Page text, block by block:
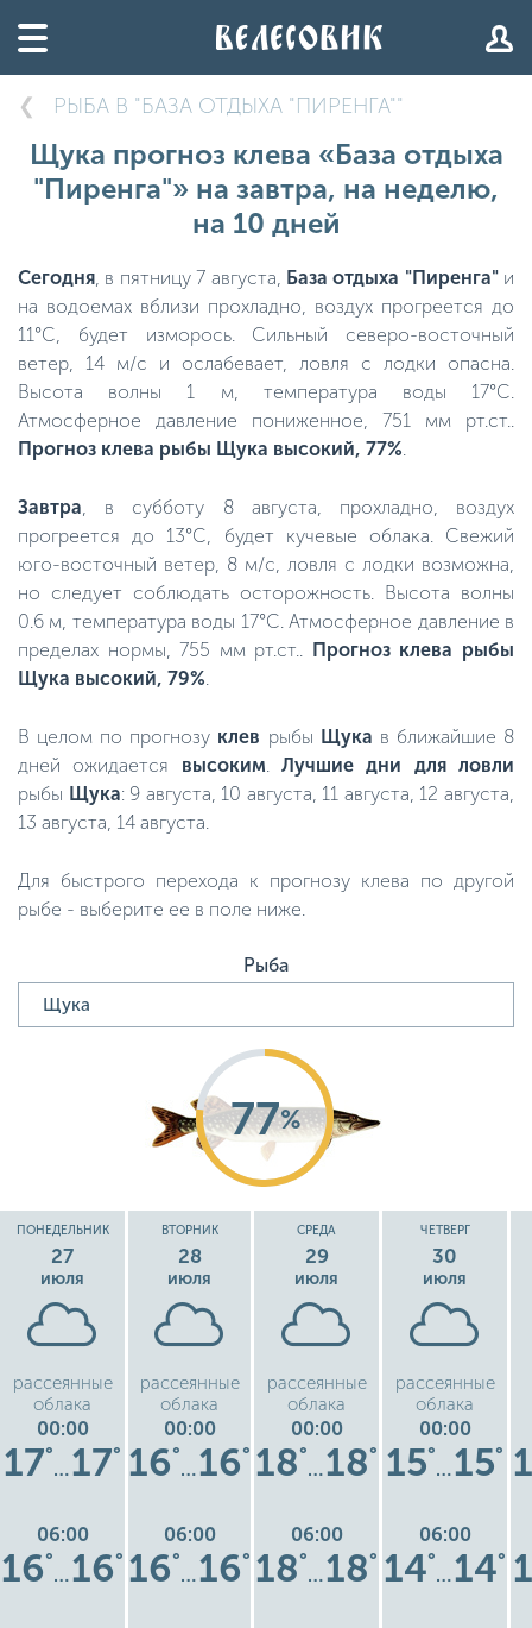
РЫБА В "БАЗА ОТДЫХА "ПИРЕНГА""
Щука прогноз клева «База отдыха
"Пиренга"» на завтра, на неделю,
на 10 дней
Сегодня, в пятницу 7 августа, База отдыха "Пиренга"и
на водоемах вблизи прохладно, воздух прогреется до
11°C, будет изморось. Сильный северо-восточный
ветер, 14 м/с и ослабевает, ловля с лодки опасна.
Высота волны 1 м, температура воды 17°C.
Атмосферное давление пониженное, 751 мм рт.ст..
Прогноз клева рыбы Щука высокий, 77%.
Завтра, в субботу 8 августа, прохладно, воздух
прогреется до 13°C, будет кучевые облака. Свежий
юго-восточный ветер, 8 м/с, ловля с лодки возможна,
но следует соблюдать осторожность. Высота волны
0.6 м, температура воды 17°C. Атмосферное давление в
пределах нормы, 755 мм рт.ст.. Прогноз клева рыбы
Щука высокий, 79%.
В целом по прогнозу клев рыбы Щука в ближайшие 8
дней ожидается высоким.Лучшие дни для ловли
рыбы Щука: 9 августа, 10 августа, 11 августа, 12 августа,
13 августа, 14 августа.
Для быстрого перехода к прогнозу клева по другой
рыбе - выберите ее в поле ниже.
Рыба
77%
ПОНЕДЕЛЬНИК
27
июля
рассеянные
облака
00:00
17°
…17°
06:00
16°
…16°
ВТОРНИК
28
июля
рассеянные
облака
00:00
16°
…16°
06:00
16°
…16°
СРЕДА
29
июля
рассеянные
облака
00:00
18°
…18°
06:00
18°
…18°
ЧЕТВЕРГ
30
июля
рассеянные
облака
00:00
15°
…15°
06:00
14°
…14°